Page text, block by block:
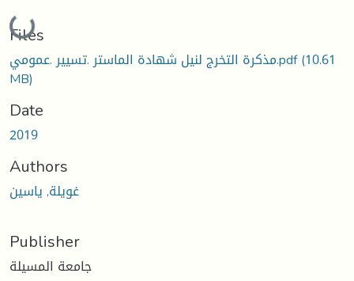
Loading...
Files
مذكرة التخرج لنيل شهادة الماستر .تسيير .عمومي.pdf(10.61
MB)
Date
2019
Authors
غويلة, ياسين
Publisher
جامعة المسيلة